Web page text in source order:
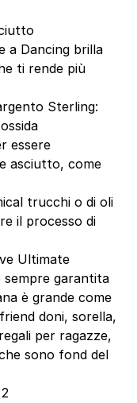
a Dancing brilla
ti rende più
Sterling:
essere
asciutto, come
trucchi o di oli
il processo di
Ultimate
sempre garantita
è grande come
doni, sorella,
per ragazze,
sono fond del